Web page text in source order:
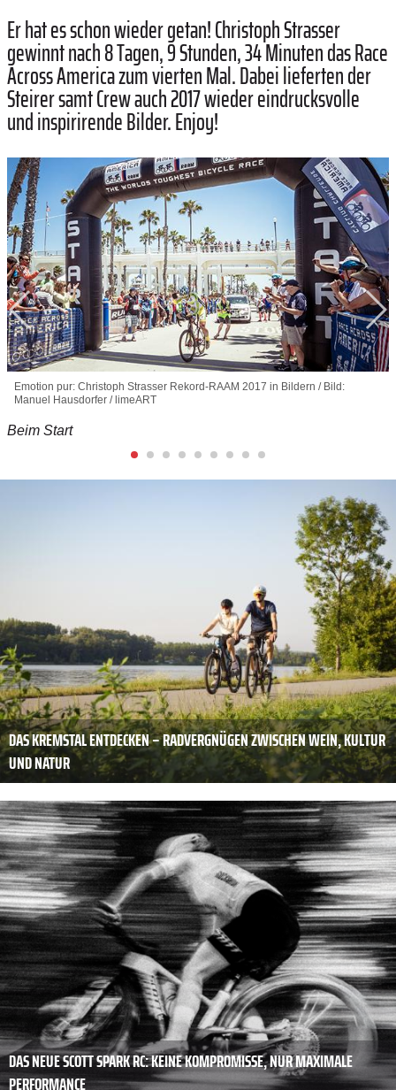
Er hat es schon wieder getan! Christoph Strasser
gewinnt nach 8 Tagen, 9 Stunden, 34 Minuten das Race
Across America zum vierten Mal. Dabei lieferten der
Steirer samt Crew auch 2017 wieder eindrucksvolle
und inspirirende Bilder. Enjoy!
Emotion pur: Christoph Strasser Rekord-RAAM 2017 in Bildern / Bild:
Manuel Hausdorfer / limeART
Beim Start
DAS KREMSTAL ENTDECKEN – RADVERGNÜGEN ZWISCHEN WEIN, KULTUR
UND NATUR
DAS NEUE SCOTT SPARK RC: KEINE KOMPROMISSE, NUR MAXIMALE
PERFORMANCE